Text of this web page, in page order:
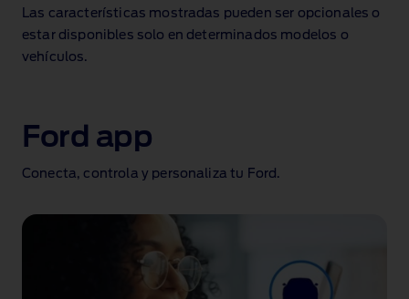
Las características mostradas pueden ser opcionales o
estar disponibles solo en determinados modelos o
vehículos.
Ford app
Conecta, controla y personaliza tu Ford.